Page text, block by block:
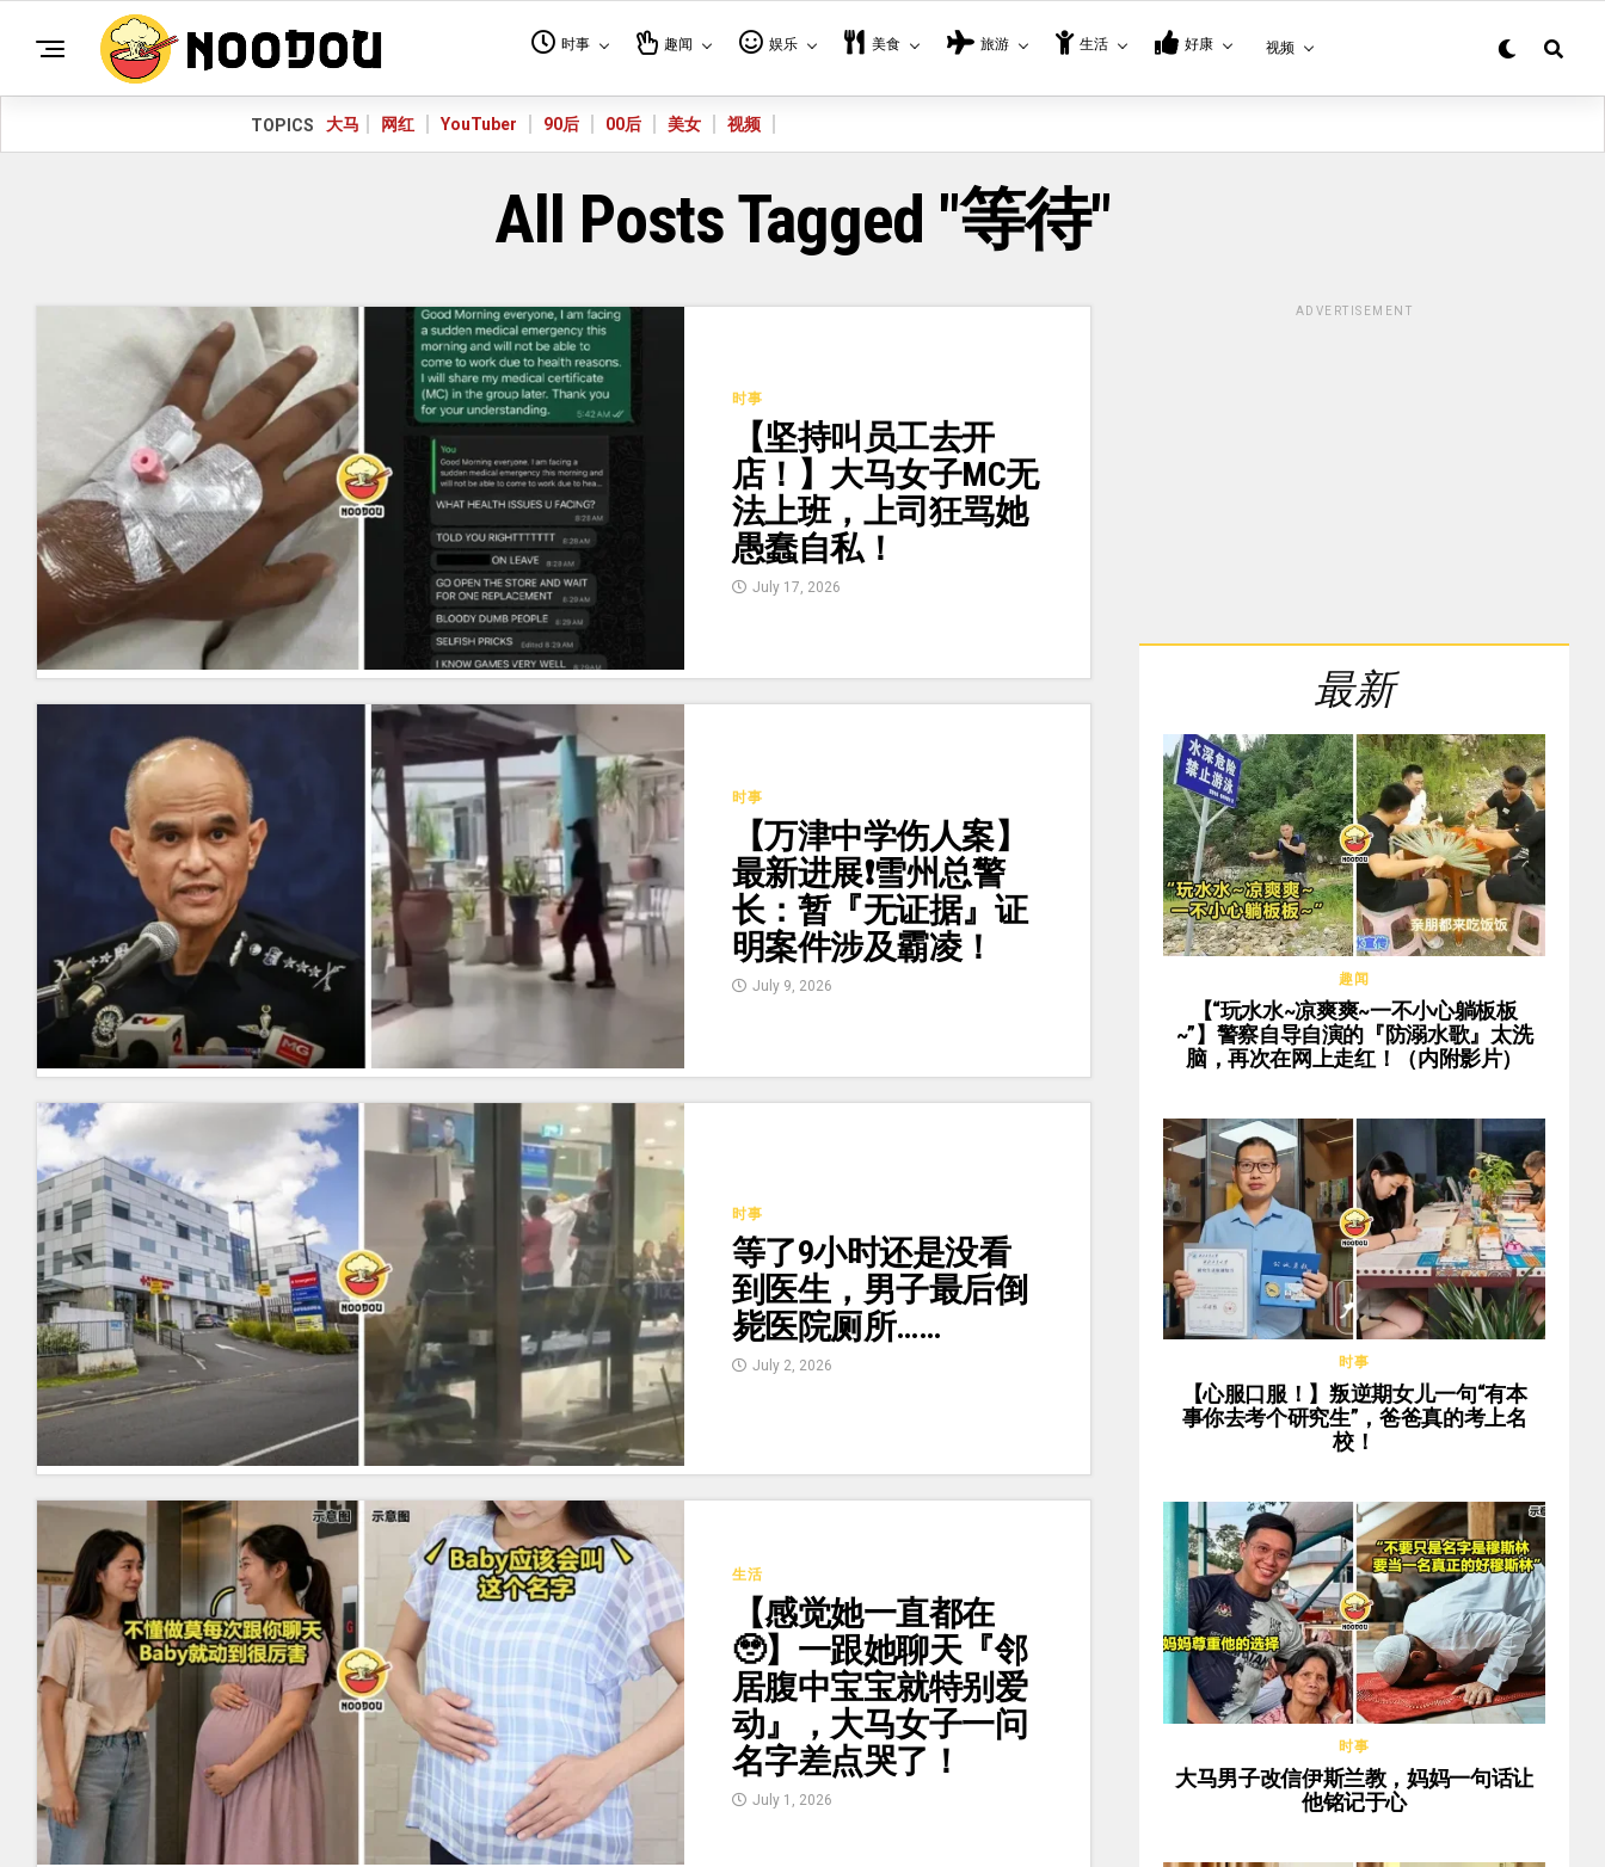
时事 趣闻 娱乐 美食 旅游 生活 好康 视频
TOPICS 大马 网红 YouTuber 90后 00后 美女 视频
All Posts Tagged "等待"
时事
【坚持叫员工去开
店！】大马女子MC无
法上班，上司狂骂她
愚蠢自私！
July 17, 2026
时事
【万津中学伤人案】
最新进展❗雪州总警
长：暂『无证据』证
明案件涉及霸凌！
July 9, 2026
时事
等了9小时还是没看
到医生，男子最后倒
毙医院厕所……
July 2, 2026
生活
【感觉她一直都在
🥹】一跟她聊天『邻
居腹中宝宝就特别爱
动』，大马女子一问
名字差点哭了！
July 1, 2026
ADVERTISEMENT
最新
趣闻
【“玩水水~凉爽爽~一不小心躺板板
~”】警察自导自演的『防溺水歌』太洗
脑，再次在网上走红！（内附影片）
时事
【心服口服！】叛逆期女儿一句“有本
事你去考个研究生”，爸爸真的考上名
校！
时事
大马男子改信伊斯兰教，妈妈一句话让
他铭记于心